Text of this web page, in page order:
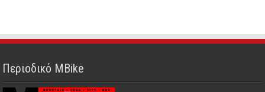
Περιοδικό MBike